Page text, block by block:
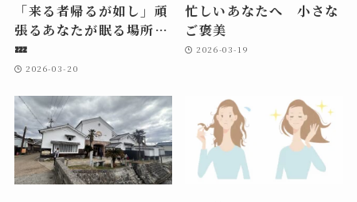
「来る者帰るが如し」頑
張るあなたが眠る場所…
💤
2026-03-20
忙しいあなたへ 小さな
ご褒美
2026-03-19